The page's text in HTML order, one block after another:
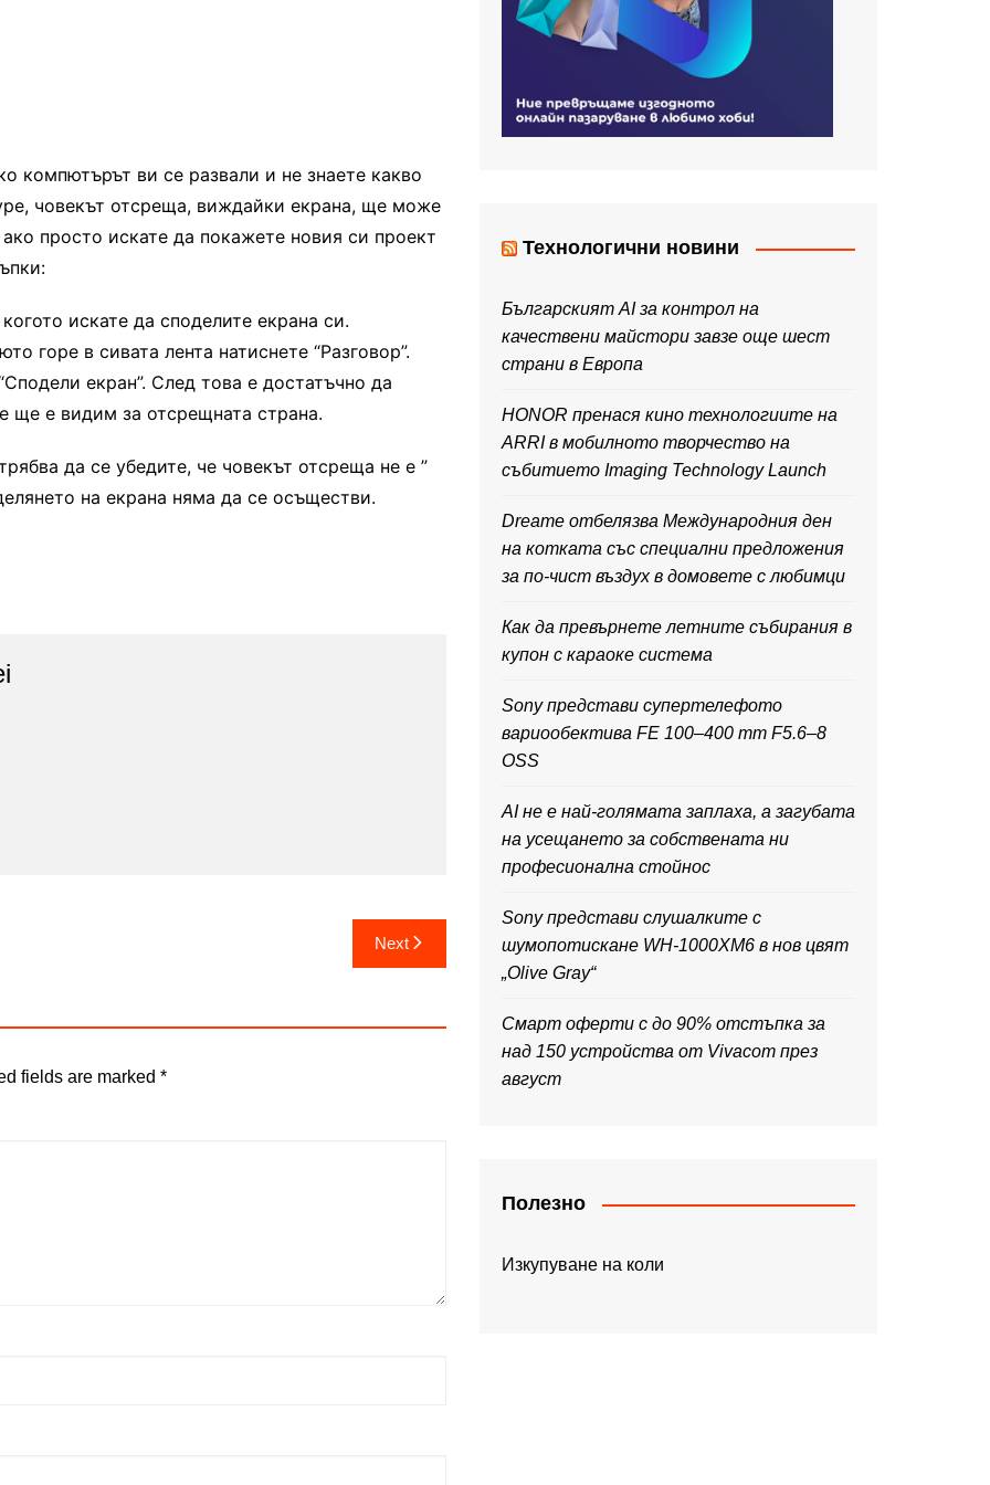
компютърът ви се развали и не знаете какво
човекът отсреща, виждайки екрана, ще може
просто искате да покажете новия си проект
искате да споделите екрана си.
горе в сивата лента натиснете “Разговор”.
екран”. След това е достатъчно да
ще е видим за отсрещната страна.
да се убедите, че човекът отсреща не е ”
на екрана няма да се осъществи.
Next
fields are marked *
Технологични новини
Българският AI за контрол на
качествени майстори завзе още шест
страни в Европа
HONOR пренася кино технологиите на
ARRI в мобилното творчество на
събитието Imaging Technology Launch
Dreame отбелязва Международния ден
на котката със специални предложения
за по-чист въздух в домовете с любимци
Как да превърнете летните събирания в
купон с караоке система
Sony представи супертелефото
вариообектива FE 100–400 mm F5.6–8
OSS
AI не е най-голямата заплаха, а загубата
на усещането за собствената ни
професионална стойнос
Sony представи слушалките с
шумопотискане WH-1000XM6 в нов цвят
„Olive Gray“
Смарт оферти с до 90% отстъпка за
над 150 устройства от Vivacom през
август
Полезно
Изкупуване на коли